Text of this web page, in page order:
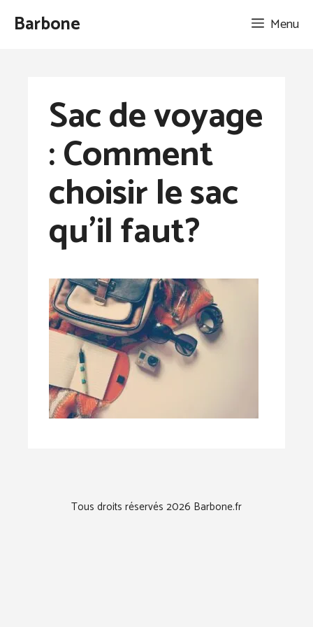
AllerBarbone Menu
Sac de voyage
: Comment
choisir le sac
qu’il faut?
Tous droits réservés 2026 Barbone.fr